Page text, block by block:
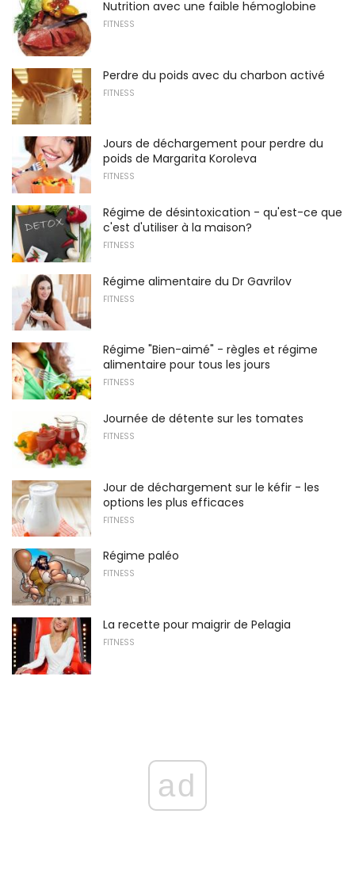
Nutrition avec une faible hémoglobine
FITNESS
Perdre du poids avec du charbon activé
FITNESS
Jours de déchargement pour perdre du
poids de Margarita Koroleva
FITNESS
Régime de désintoxication - qu'est-ce que
c'est d'utiliser à la maison?
FITNESS
Régime alimentaire du Dr Gavrilov
FITNESS
Régime "Bien-aimé" - règles et régime
alimentaire pour tous les jours
FITNESS
Journée de détente sur les tomates
FITNESS
Jour de déchargement sur le kéfir - les
options les plus efficaces
FITNESS
Régime paléo
FITNESS
La recette pour maigrir de Pelagia
FITNESS
ad